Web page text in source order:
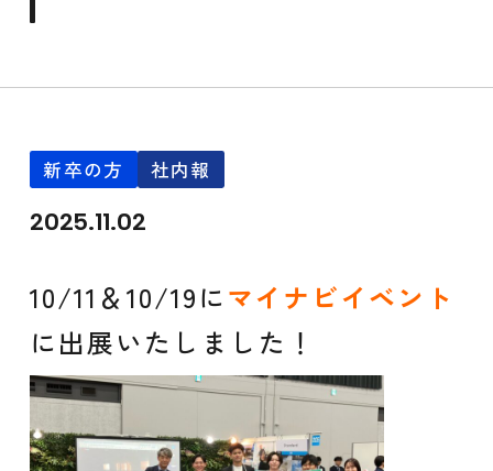
新卒の方 社内報
2025.11.02
10/11＆10/19に マイナビイベント
に出展いたしました！